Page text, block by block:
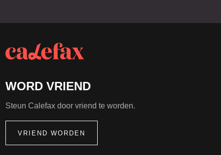
WORD VRIEND
Steun Calefax door vriend te worden.
VRIEND WORDEN